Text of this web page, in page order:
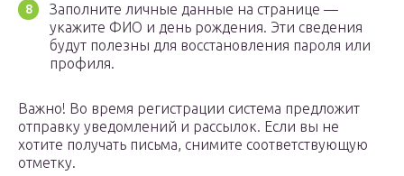
Заполните личные данные на странице —
укажите ФИО и день рождения. Эти сведения
будут полезны для восстановления пароля или
профиля.
Важно! Во время регистрации система предложит
отправку уведомлений и рассылок. Если вы не
хотите получать письма, снимите соответствующую
отметку.